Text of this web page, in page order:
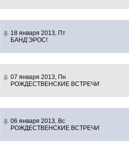
18 января 2013, Пт
БАНД’ЭРОС!
07 января 2013, Пн
РОЖДЕСТВЕНСКИЕ ВСТРЕЧИ
06 января 2013, Вс
РОЖДЕСТВЕНСКИЕ ВСТРЕЧИ